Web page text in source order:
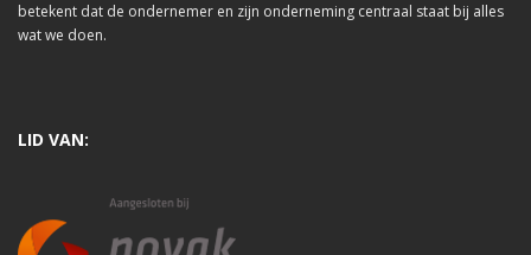
betekent dat de ondernemer en zijn onderneming centraal staat bij alles
wat we doen.
LID VAN: